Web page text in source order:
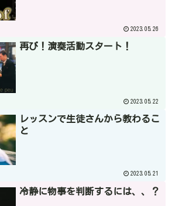
2023.05.26
再び！演奏活動スタート！
2023.05.22
レッスンで生徒さんから教わるこ
と
2023.05.21
冷静に物事を判断するには、、？